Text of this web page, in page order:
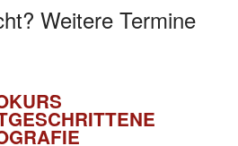
Weitere Termine